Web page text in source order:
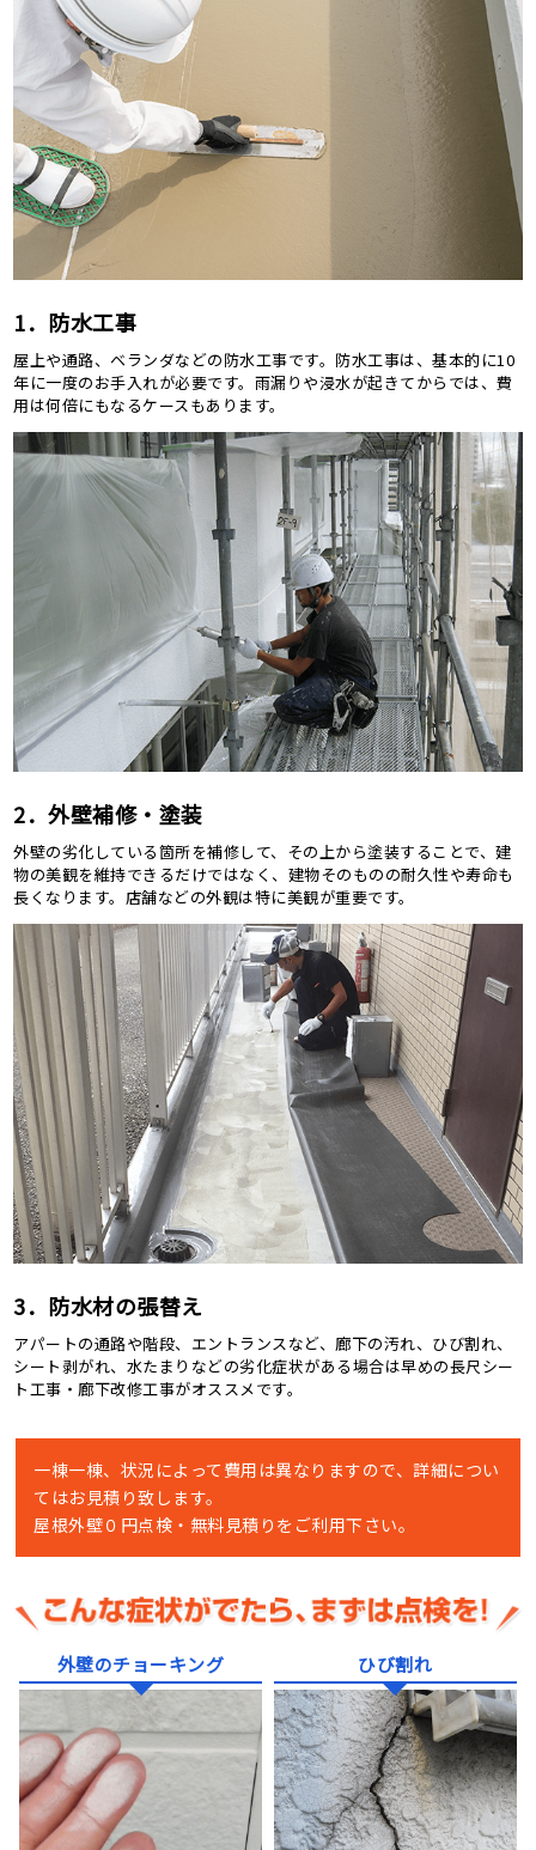
1．防水工事
屋上や通路、ベランダなどの防水工事です。防水工事は、基本的に10
年に一度のお手入れが必要です。雨漏りや浸水が起きてからでは、費
用は何倍にもなるケースもあります。
2．外壁補修・塗装
外壁の劣化している箇所を補修して、その上から塗装することで、建
物の美観を維持できるだけではなく、建物そのものの耐久性や寿命も
長くなります。店舗などの外観は特に美観が重要です。
3．防水材の張替え
アパートの通路や階段、エントランスなど、廊下の汚れ、ひび割れ、
シート剥がれ、水たまりなどの劣化症状がある場合は早めの長尺シー
ト工事・廊下改修工事がオススメです。
一棟一棟、状況によって費用は異なりますので、詳細につい
てはお見積り致します。
屋根外壁０円点検・無料見積りをご利用下さい。
外壁のチョーキング ひび割れ